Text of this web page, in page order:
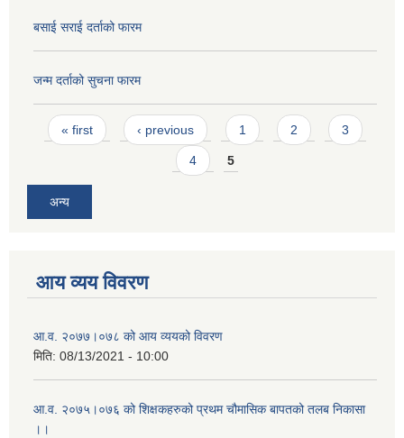
बसाई सराई दर्ताको फारम
जन्म दर्ताको सुचना फारम
Pages
« first ‹ previous 1 2 3
4 5
अन्य
आय व्यय विवरण
आ.व. २०७७।०७८ को आय व्ययको विवरण
मिति: 08/13/2021 - 10:00
आ.व. २०७५।०७६ को शिक्षकहरुको प्रथम चौमासिक बापतको तलब निकासा
।।